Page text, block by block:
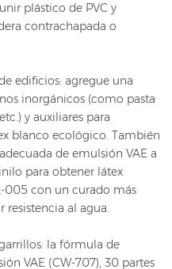
plástico de PVC y
contrachapada o
edificios: agregue una
inorgánicos (como pasta
y auxiliares para
blanco ecológico. También
de emulsión VAE a
para obtener látex
005 con un curado más
al agua.
la fórmula de
VAE (CW-707), 30 partes